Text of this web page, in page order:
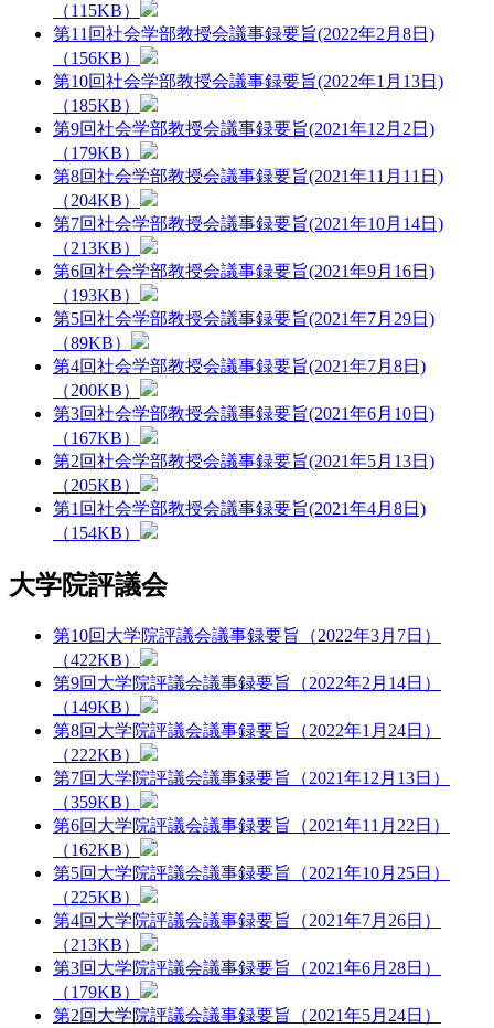
（115KB）
第11回社会学部教授会議事録要旨(2022年2月8日)
（156KB）
第10回社会学部教授会議事録要旨(2022年1月13日)
（185KB）
第9回社会学部教授会議事録要旨(2021年12月2日)
（179KB）
第8回社会学部教授会議事録要旨(2021年11月11日)
（204KB）
第7回社会学部教授会議事録要旨(2021年10月14日)
（213KB）
第6回社会学部教授会議事録要旨(2021年9月16日)
（193KB）
第5回社会学部教授会議事録要旨(2021年7月29日)
（89KB）
第4回社会学部教授会議事録要旨(2021年7月8日)
（200KB）
第3回社会学部教授会議事録要旨(2021年6月10日)
（167KB）
第2回社会学部教授会議事録要旨(2021年5月13日)
（205KB）
第1回社会学部教授会議事録要旨(2021年4月8日)
（154KB）
大学院評議会
第10回大学院評議会議事録要旨（2022年3月7日）
（422KB）
第9回大学院評議会議事録要旨（2022年2月14日）
（149KB）
第8回大学院評議会議事録要旨（2022年1月24日）
（222KB）
第7回大学院評議会議事録要旨（2021年12月13日）
（359KB）
第6回大学院評議会議事録要旨（2021年11月22日）
（162KB）
第5回大学院評議会議事録要旨（2021年10月25日）
（225KB）
第4回大学院評議会議事録要旨（2021年7月26日）
（213KB）
第3回大学院評議会議事録要旨（2021年6月28日）
（179KB）
第2回大学院評議会議事録要旨（2021年5月24日）